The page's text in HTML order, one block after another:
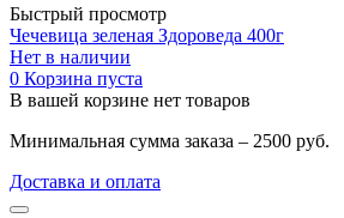
Быстрый просмотр
Чечевица зеленая Здороведа 400г
Нет в наличии
0 Корзина пуста
В вашей корзине нет товаров
Минимальная сумма заказа – 2500 руб.
Доставка и оплата